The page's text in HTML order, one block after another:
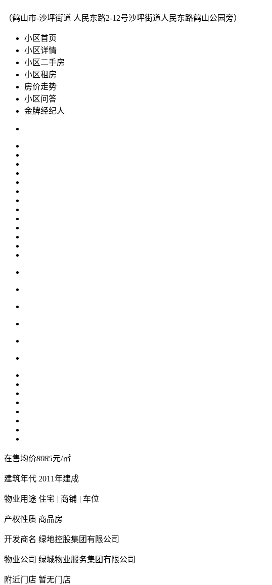
（鹤山市-沙坪街道 人民东路2-12号沙坪街道人民东路鹤山公园旁）
小区首页
小区详情
小区二手房
小区租房
房价走势
小区问答
金牌经纪人
在售均价8085元/㎡
建筑年代 2011年建成
物业用途 住宅 | 商铺 | 车位
产权性质 商品房
开发商名 绿地控股集团有限公司
物业公司 绿城物业服务集团有限公司
附近门店 暂无门店